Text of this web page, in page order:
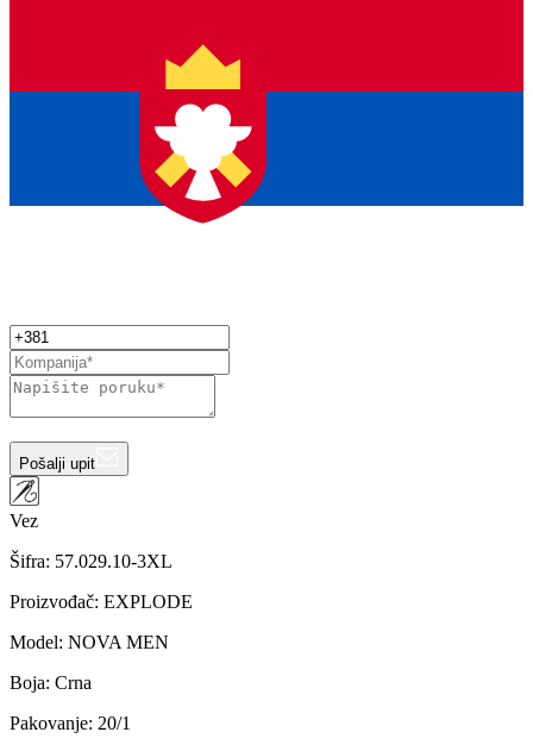
Pošalji upit
Vez
Šifra: 57.029.10-3XL
Proizvođač: EXPLODE
Model: NOVA MEN
Boja: Crna
Pakovanje: 20/1